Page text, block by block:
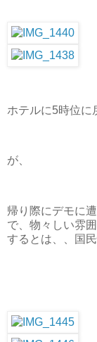
ホテルに5時位に
が、
帰り際にデモに
で、物々しい雰
するとは、、国民